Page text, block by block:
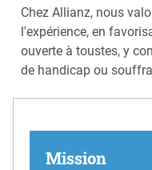
Chez Allianz, nous
l'expérience, en
ouverte à toustes, y
de handicap ou
Mission